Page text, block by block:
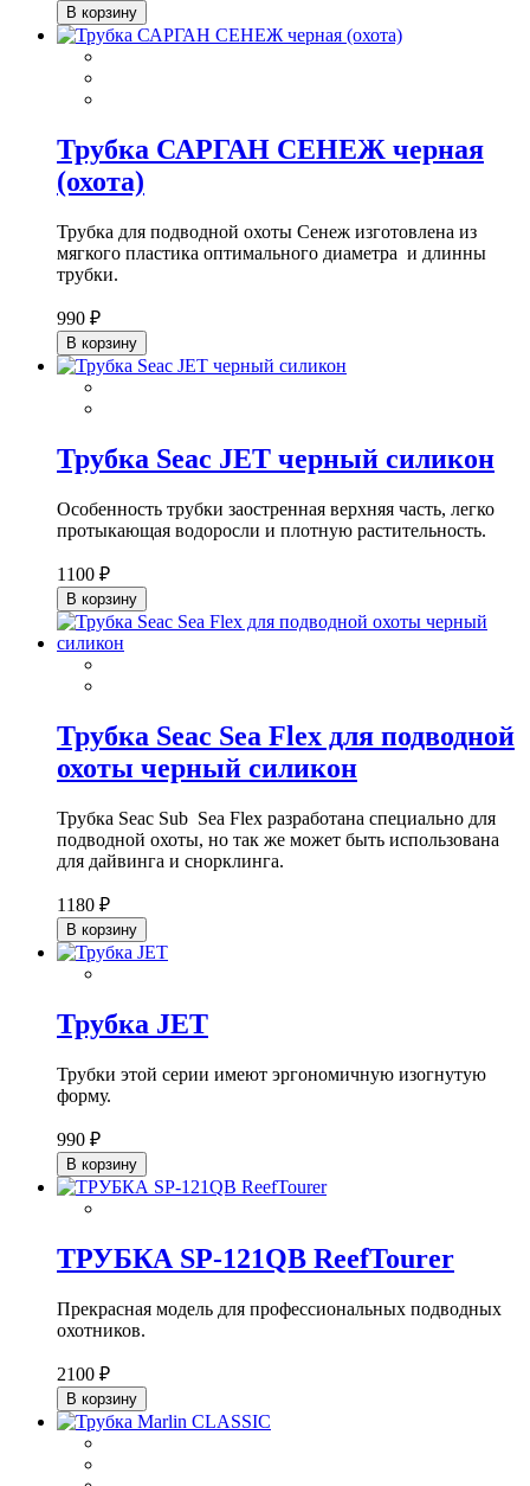
В корзину
Трубка САРГАН СЕНЕЖ черная
(охота)
Трубка для подводной охоты Сенеж изготовлена из
мягкого пластика оптимального диаметра и длинны
трубки.
990 ₽
В корзину
Трубка Seac JET черный силикон
Особенность трубки заостренная верхняя часть, легко
протыкающая водоросли и плотную растительность.
1100 ₽
В корзину
Трубка Seac Sea Flex для подводной
охоты черный силикон
Трубка Seac Sub Sea Flex разработана специально для
подводной охоты, но так же может быть использована
для дайвинга и снорклинга.
1180 ₽
В корзину
Трубка JET
Трубки этой серии имеют эргономичную изогнутую
форму.
990 ₽
В корзину
ТРУБКА SP-121QB ReefTourer
Прекрасная модель для профессиональных подводных
охотников.
2100 ₽
В корзину